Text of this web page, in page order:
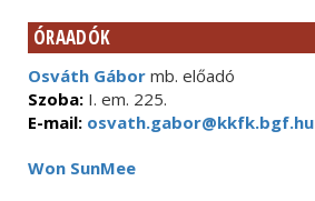
ÓRAADÓK
Osváth Gábor mb. előadó
Szoba: I. em. 225.
E-mail: osvath.gabor@kkfk.bgf.hu
Won SunMee